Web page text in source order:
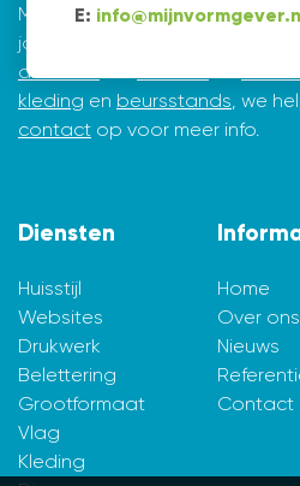
E:
Marius de Vries en Erik Tijsma.
jarenlange ervaring in
drukwerk
kleding en beursstands, we
contact op voor meer info.
Diensten
Huisstijl
Websites
Drukwerk
Belettering
Grootformaat
Vlag
Kleding
Home
Over ons
Nieuws
Contact